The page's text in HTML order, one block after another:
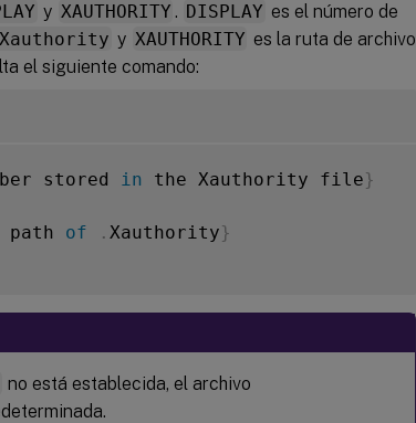
y XAUTHORITY . DISPLAY es el número de
y XAUTHORITY es la ruta de archivo
el siguiente comando:
stored in the Xauthority file}
of . Xauthority}
no está establecida, el archivo